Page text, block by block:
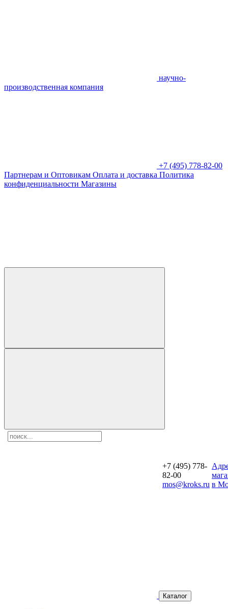
научно-
производственная компания
+7 (495) 778-82-00
Партнерам и Оптовикам Оплата и доставка Политика
конфиденциальности Магазины
+7 (495) 778-
82-00
mos@kroks.ru в
Каталог